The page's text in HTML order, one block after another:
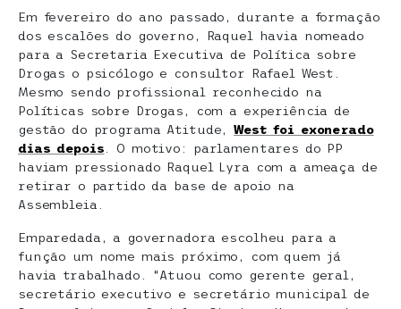
Em fevereiro do ano passado, durante a formação
dos escalões do governo, Raquel havia nomeado
para a Secretaria Executiva de Política sobre
Drogas o psicólogo e consultor Rafael West.
Mesmo sendo profissional reconhecido na
Políticas sobre Drogas, com a experiência de
gestão do programa Atitude,West foi exonerado
dias depois . O motivo: parlamentares do PP
haviam pressionado Raquel Lyra com a ameaça de
retirar o partido da base de apoio na
Assembleia.
Emparedada, a governadora escolheu para a
função um nome mais próximo, com quem já
havia trabalhado. “Atuou como gerente geral,
secretário executivo e secretário municipal de